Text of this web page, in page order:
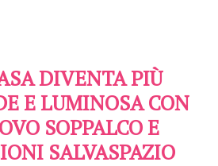
DIVENTA PIÙ
E LUMINOSA CON
SOPPALCO E
SALVASPAZIO